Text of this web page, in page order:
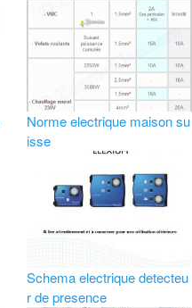
Norme electrique maison su
isse
Schema electrique detecteu
r de presence